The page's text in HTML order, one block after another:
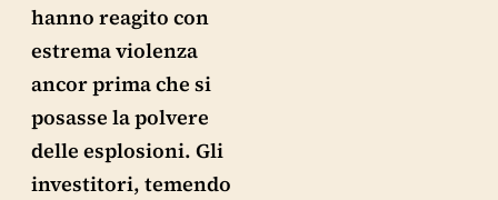
hanno reagito con
estrema violenza
ancor prima che si
posasse la polvere
delle esplosioni. Gli
investitori, temendo